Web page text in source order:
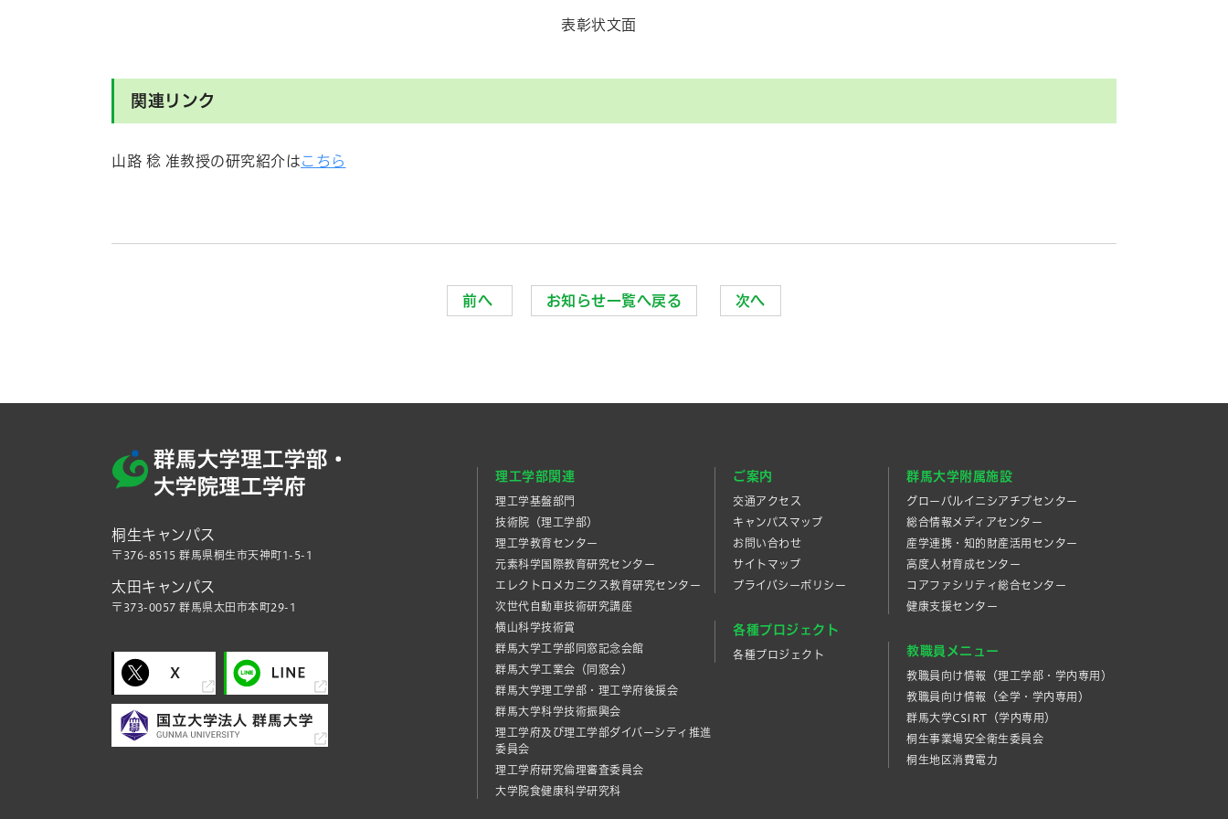
表彰状文面
関連リンク
山路 稔 准教授の研究紹介はこちら
前へ お知らせ一覧へ戻る 次へ
桐生キャンパス
〒376-8515 群馬県桐生市天神町1-5-1
太田キャンパス
〒373-0057 群馬県太田市本町29-1
理工学部関連
理工学基盤部門
技術院（理工学部）
理工学教育センター
元素科学国際教育研究センター
エレクトロメカニクス教育研究センター
次世代自動車技術研究講座
横山科学技術賞
群馬大学工学部同窓記念会館
群馬大学工業会（同窓会）
群馬大学理工学部・理工学府後援会
群馬大学科学技術振興会
理工学府及び理工学部ダイバーシティ推進
委員会
理工学府研究倫理審査委員会
大学院食健康科学研究科
ご案内
交通アクセス
キャンパスマップ
お問い合わせ
サイトマップ
プライバシーポリシー
各種プロジェクト
各種プロジェクト
群馬大学附属施設
グローバルイニシアチブセンター
総合情報メディアセンター
産学連携・知的財産活⽤センター
高度人材育成センター
コアファシリティ総合センター
健康支援センター
教職員メニュー
教職員向け情報（理工学部・学内専用）
教職員向け情報（全学・学内専用）
群馬大学CSIRT（学内専用）
桐生事業場安全衛生委員会
桐生地区消費電力